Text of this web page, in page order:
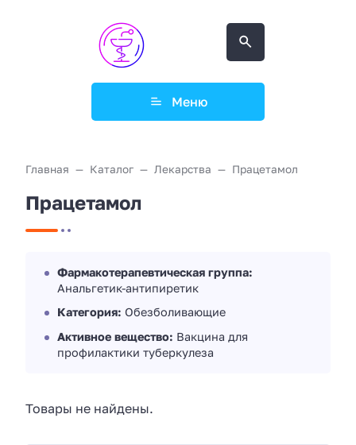
Меню
Главная Каталог Лекарства Працетамол
Працетамол
Фармакотерапевтическая группа:
Анальгетик-антипиретик
Категория: Обезболивающие
Активное вещество: Вакцина для
профилактики туберкулеза
Товары не найдены.